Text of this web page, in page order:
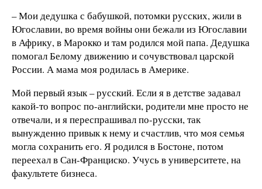
– Мои дедушка с бабушкой, потомки русских, жили в
Югославии, во время войны они бежали из Югославии
в Африку, в Марокко и там родился мой папа. Дедушка
помогал Белому движению и сочувствовал царской
России. А мама моя родилась в Америке.
Мой первый язык – русский. Если я в детстве задавал
какой-то вопрос по-английски, родители мне просто не
отвечали, и я переспрашивал по-русски, так
вынужденно привык к нему и счастлив, что моя семья
могла сохранить его. Я родился в Бостоне, потом
переехал в Сан-Франциско. Учусь в университете, на
факультете бизнеса.